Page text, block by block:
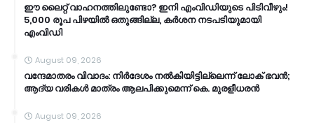
ഈ ലൈറ്റ് വാഹനത്തിലുണ്ടോ? ഇനി എംവിഡിയുടെ പിടിവീഴും!
5,000 രൂപ പിഴയിൽ ഒതുങ്ങില്ല, കർശന നടപടിയുമായി
എംവിഡി
August 09, 2026
വ​ന്ദേ​മാ​ത​രം വി​വാ​ദം: നി​ർ​ദേ​ശം ന​ൽ​കി​യി​ട്ടി​ല്ലെ​ന്ന് ലോ​ക് ഭ​വ​ൻ;
ആ​ദ്യ വ​രി​ക​ൾ മാ​ത്രം ആ​ല​പി​ക്കു​മെ​ന്ന് കെ. ​മു​ര​ളീ​ധ​ര​ൻ
August 09, 2026